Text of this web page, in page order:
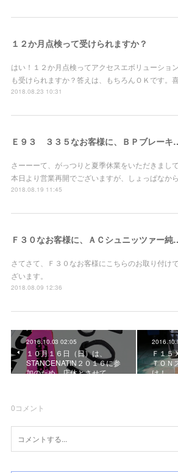
１２か月点検って受けられますか？
はい！１２か月点検ってアクセスエボリューショ
も受けられますか？答えは、もちろんＯＫです。
2018.08.23 10:31
Ｅ９３ ３３５な
さーーーて、がっつりと夏季休業をいただきまして
本日より営業再開でございますが、しょっぱなか
2018.08.19 11:45
Ｆ３０なお客様に、ＡＣシ
さてさて、Ｆ３０なお客様にこちらのお取り付け
ざいます。
2018.08.09 12:36
2016.10.03 02:05
１０月１６日（日）は、
STANCENATIN２０１６に参
加のため、店休とさせて…
Ｆ１５
ＴＯＮ
け！
0コメント